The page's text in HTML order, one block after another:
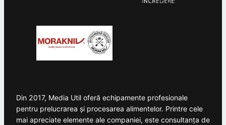
Din 2017, Media Util oferă echipamente profesionale
pentru prelucrarea și procesarea alimentelor. Printre cele
mai apreciate elemente ale companiei, este consultanța de